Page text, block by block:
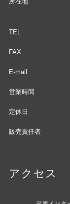
TEL
FAX
E-mail
営業時間
定休日
販売責任者
アクセス